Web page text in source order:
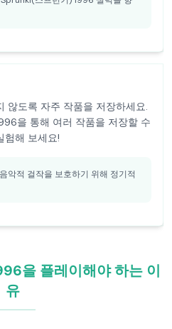
않도록 자주 작품을 저장하세요.
을 통해 여러 작품을 저장할 수
험해 보세요!
악적 걸작을 보호하기 위해 정기적
을 플레이해야 하는 이
유